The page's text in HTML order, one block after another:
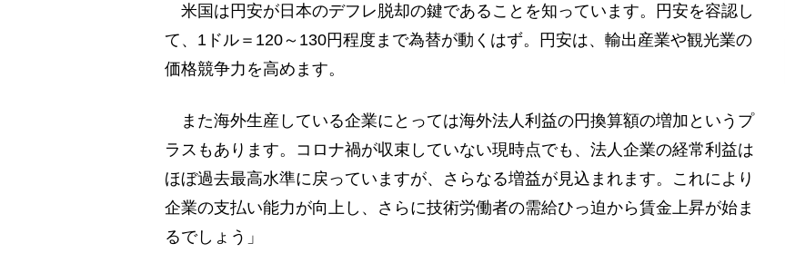
米国は円安が日本のデフレ脱却の鍵であることを知っています。円安を容認し
て、1ドル＝120～130円程度まで為替が動くはず。円安は、輸出産業や観光業の
価格競争力を高めます。
また海外生産している企業にとっては海外法人利益の円換算額の増加というプ
ラスもあります。コロナ禍が収束していない現時点でも、法人企業の経常利益は
ほぼ過去最高水準に戻っていますが、さらなる増益が見込まれます。これにより
企業の支払い能力が向上し、さらに技術労働者の需給ひっ迫から賃金上昇が始ま
るでしょう」